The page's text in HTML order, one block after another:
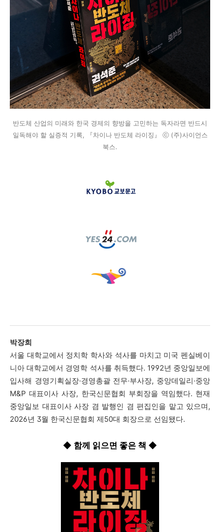
반도체 산업의 미래와 한국 경제의 향방을 고민하는 독자라면 반드시
일독해야 할 실증적 기록, 『차이나 반도체 라이징』 ⓒ (주)사이언스
북스.
박장희
서울 대학교에서 정치학 학사와 석사를 마치고 미국 펜실베이
니아 대학교에서 경영학 석사를 취득했다. 1992년 중앙일보에
입사해 경영기획실장·경영총괄 전무·부사장, 중앙데일리·중앙
M&P 대표이사 사장, 한국신문협회 부회장을 역임했다. 현재
중앙일보 대표이사 사장 겸 발행인 겸 편집인을 맡고 있으며,
2026년 3월 한국신문협회 제50대 회장으로 선임됐다.
◆ 함께 읽으면 좋은 책 ◆